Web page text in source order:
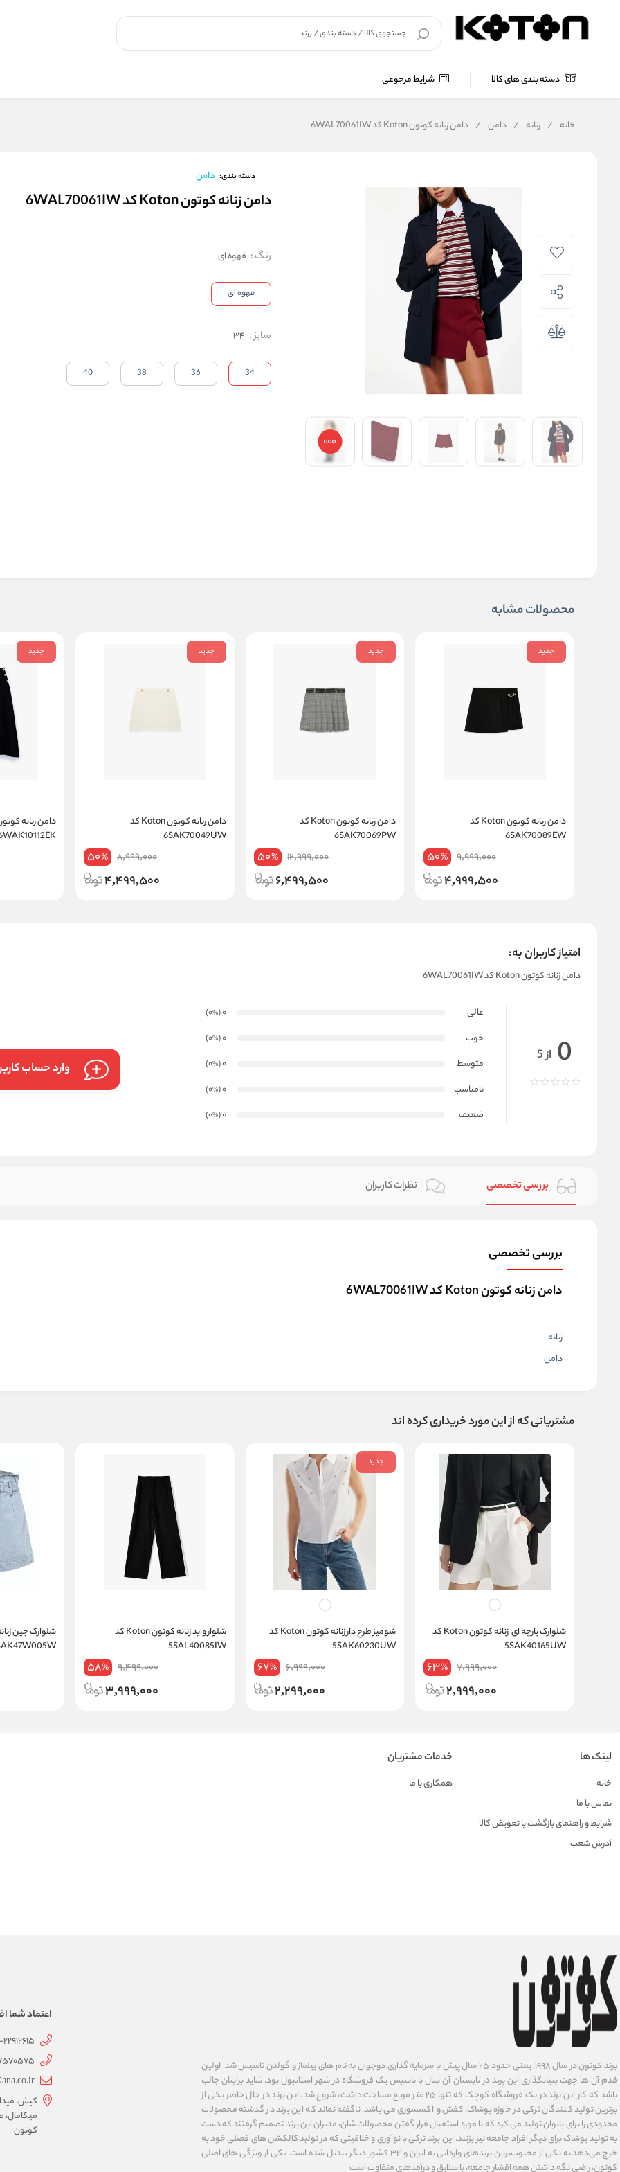
دسته بندی های کالا شرایط مرجوعی
خانه / زنانه / دامن / دامن زنانه کوتون Koton کد 6WAL70061IW
دسته بندی: دامن
دامن زنانه کوتون Koton کد 6WAL70061IW
رنگ: قهوه ای
قهوه ای
سایز:
34
34
36
38
40
محصولات مشابه
جدید
دامن زنانه کوتون Koton کد
6SAK70089EW
9,999,000
50%
4,999,500
جدید
دامن زنانه کوتون Koton کد
6SAK70069PW
12,999,000
50%
6,499,500
جدید
دامن زنانه کوتون Koton کد
6SAK70049UW
8,999,000
50%
4,499,500
جدید
6WAK10112EK
امتیاز کاربران به:
دامن زنانه کوتون Koton کد 6WAL70061IW
0 از 5
عالی 0
(0
%
)
خوب
0
(0
%
)
متوسط
0
(0
%
)
نامناسب
0
(0
%
)
ضعیف
0
(0
%
)
وارد حساب
بررسی تخصصی نظرات کاربران
بررسی تخصصی
دامن زنانه کوتون Koton کد 6WAL70061IW
زنانه
دامن
مشتریانی که از این مورد خریداری کرده اند
شلوارک پارچه ای زنانه کوتون Koton کد
5SAK40165UW
7,999,000
63%
2,999,000
جدید
شومیز طرح دار زنانه کوتون Koton کد
5SAK60230UW
6,999,000
67%
2,299,000
شلوار واید زنانه کوتون Koton کد
5SAL40085IW
9,499,000
58%
3,999,000
لینک ها
خانه
تماس با ما
شرایط و راهنمای بازگشت یا تعویض کالا
آدرس شعب
خدمات مشتریان
همکاری با ما
برند کوتون در سال ۱۹۹۸، یعنی حدود ۲۵ سال پیش با سرمایه گذاری دوجوان به نام های ییلماز و گولدن تاسیس شد. اولین
قدم آن ها جهت بنیانگذاری این برند در تابستان آن سال با تاسیس یک فروشگاه در شهر استانبول بود. شاید برایتان جالب
باشد که کار این برند در یک فروشگاه کوچک که تنها ۲۵ متر مربع مساحت داشت، شروع شد. این برند در حال حاضر یکی از
برترین تولید کنندگان ترکی در حوزه پوشاک، کفش و اکسسوری می باشد. ناگفته نماند که این برند در گذشته محصولات
محدودی را برای بانوان تولید می کرد که با مورد استفبال قرار گفتن محصولات شان، مدیران این برند تصمیم گرفتند که دست
به تولید پوشاک برای دیگر افراد جامعه نیز بزنند. این برند ترکی با نوآوری ‌و خلاقیتی که در تولید کالکشن های فصلی خود به
خرج می‌دهد به یکی از محبوب‌ترین برندهای وارداتی به ایران و ۳۴ کشور دیگر تبدیل شده‌ است. یکی از ویژگی های اصلی
کوتون، راضی نگه داشتن همه اقشار جامعه، با سلایق و درآمدهای متفاوت است
اعتماد شما
22912615
کیش،
کوتون